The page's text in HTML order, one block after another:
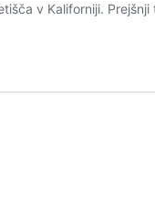
v Kaliforniji.